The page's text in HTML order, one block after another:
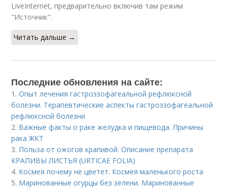
LiveInternet, предварительно включив там режим
"Источник".
Читать дальше →
Последние обновления на сайте:
1.Опыт лечения гастроэзофагеальной рефлюксной
болезни. Терапевтические аспекты гастроэзофагеальной
рефлюксной болезни
2. Важные факты о раке желудка и пищевода. Причины
рака ЖКТ
3. Польза от ожогов крапивой. Описание препарата
КРАПИВЫ ЛИСТЬЯ (URTICAE FOLIA)
4. Космея почему не цветет. Космея маленького роста
5. Маринованные огурцы без зелени. Маринованные